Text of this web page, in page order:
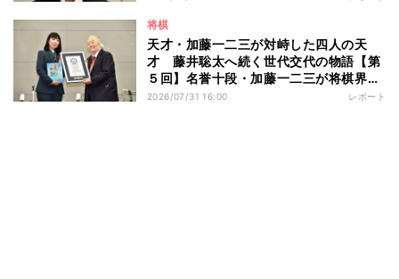
将棋
天才・加藤一二三が対峙した四人の天
才 藤井聡太へ続く世代交代の物語【第
５回】名誉十段・加藤一二三が将棋界に
残したもの
2026/07/31 16:00 レポート